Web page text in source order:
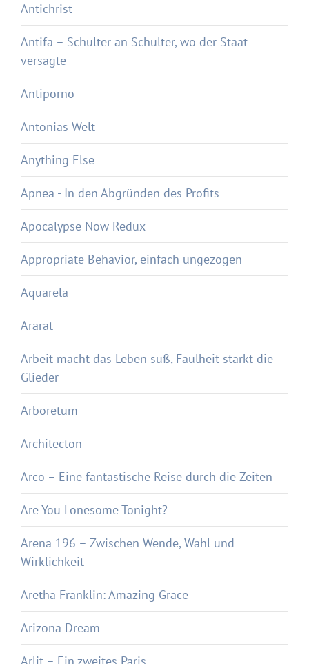
Antichrist
Antifa – Schulter an Schulter, wo der Staat
versagte
Antiporno
Antonias Welt
Anything Else
Apnea - In den Abgründen des Profits
Apocalypse Now Redux
Appropriate Behavior, einfach ungezogen
Aquarela
Ararat
Arbeit macht das Leben süß, Faulheit stärkt die
Glieder
Arboretum
Architecton
Arco – Eine fantastische Reise durch die Zeiten
Are You Lonesome Tonight?
Arena 196 – Zwischen Wende, Wahl und
Wirklichkeit
Aretha Franklin: Amazing Grace
Arizona Dream